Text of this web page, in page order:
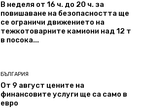
В неделя от 16 ч. до 20 ч. за
повишаване на безопасността ще
се ограничи движението на
тежкотоварните камиони над 12 т
в посока...
БЪЛГАРИЯ
От 9 август цените на
финансовите услуги ще са само в
евро